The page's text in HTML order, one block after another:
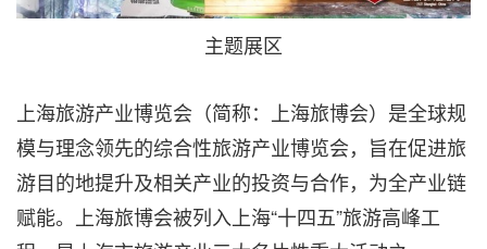
主题展区
上海旅游产业博览会（简称：上海旅博会）是全球规
模与理念领先的综合性旅游产业博览会，旨在促进旅
游目的地提升及相关产业的投资与合作，为全产业链
赋能。上海旅博会被列入上海“十四五”旅游高峰工